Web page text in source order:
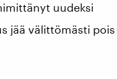
uudeksi
jää välittömästi pois